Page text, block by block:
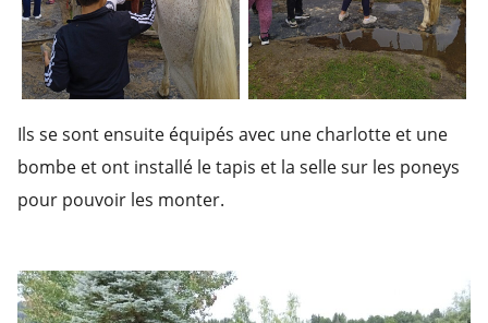
Ils se sont ensuite équipés avec une charlotte et une
bombe et ont installé le tapis et la selle sur les poneys
pour pouvoir les monter.